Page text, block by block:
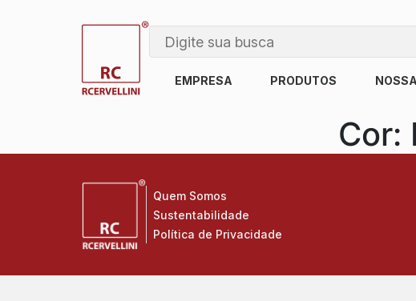
EMPRESA PRODUTOS
Cor:
Quem Somos
Sustentabilidade
Política de Privacidade